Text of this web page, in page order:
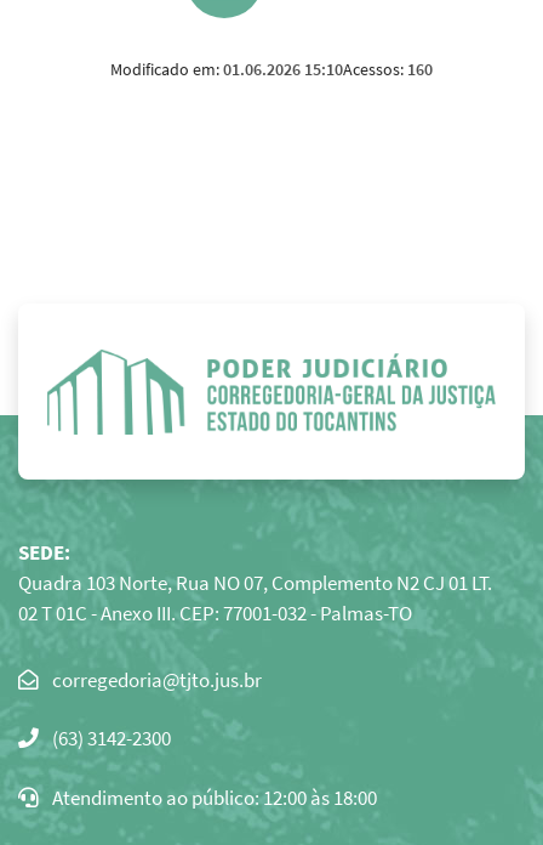
Modificado em:01.06.2026 15:10Acessos: 160
SEDE:
Quadra 103 Norte, Rua NO 07, Complemento N2 CJ 01 LT.
02 T 01C - Anexo III. CEP: 77001-032 - Palmas-TO
Clique
copiar
o
e-
mail
(63) 3142-2300
Atendimento ao público: 12:00 às 18:00